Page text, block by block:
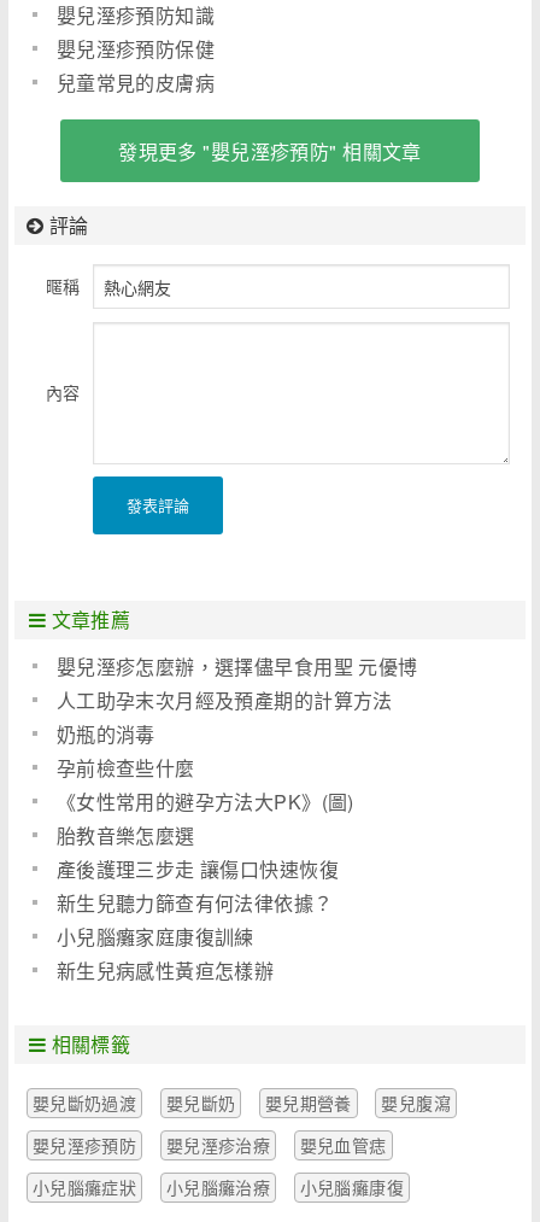
嬰兒溼疹預防知識
嬰兒溼疹預防保健
兒童常見的皮膚病
發現更多 "嬰兒溼疹預防" 相關文章
評論
暱稱
內容
發表評論
文章推薦
嬰兒溼疹怎麼辦，選擇儘早食用聖 元優博
人工助孕末次月經及預產期的計算方法
奶瓶的消毒
孕前檢查些什麼
《女性常用的避孕方法大PK》(圖)
胎教音樂怎麼選
產後護理三步走 讓傷口快速恢復
新生兒聽力篩查有何法律依據？
小兒腦癱家庭康復訓練
新生兒病感性黃疸怎樣辦
相關標籤
嬰兒斷奶過渡 嬰兒斷奶 嬰兒期營養
嬰兒腹瀉
嬰兒溼疹預防
嬰兒溼疹治療
嬰兒血管痣
小兒腦癱症狀
小兒腦癱治療 小兒腦癱康復